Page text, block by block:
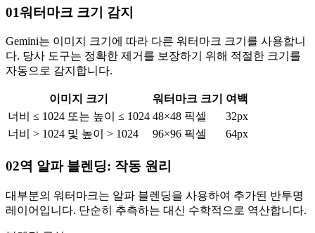
01워터마크 크기 감지
Gemini는 이미지 크기에 따라 다른 워터마크 크기를 사용합니
다. 당사 도구는 정확한 제거를 보장하기 위해 적절한 크기를
자동으로 감지합니다.
이미지 크기 워터마크 크기
여백
너비 ≤ 1024 또는 높이 ≤ 1024 48×48 픽셀
32px
너비 > 1024 및 높이 > 1024
96×96 픽셀 64px
02역 알파 블렌딩: 작동 원리
대부분의 워터마크는 알파 블렌딩을 사용하여 추가된 반투명
레이어입니다. 단순히 추측하는 대신 수학적으로 역산합니다.